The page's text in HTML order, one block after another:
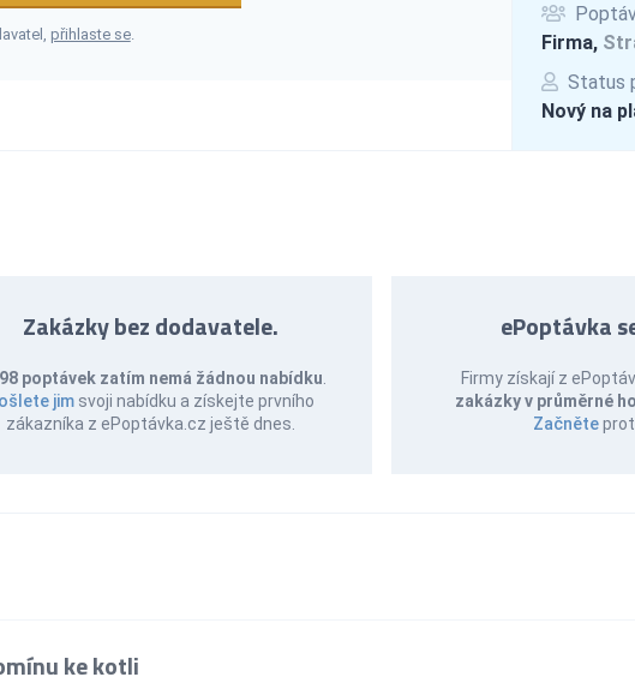
Firma,
Status
Nový na
přihlaste se.
Zakázky bez dodavatele.
poptávek zatím nemá žádnou nabídku
jim svoji nabídku a získejte prvního
zákazníka z ePoptávka.cz ještě dnes.
ePoptávka
Firmy získají z
zakázky v průměrné
Začněte
ke kotli